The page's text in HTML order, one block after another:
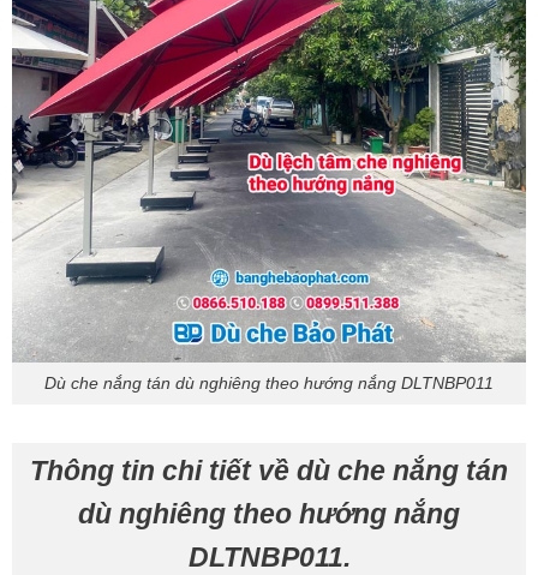
Dù che nắng tán dù nghiêng theo hướng nắng DLTNBP011
Thông tin chi tiết về dù che nắng tán
dù nghiêng theo hướng nắng
DLTNBP011.